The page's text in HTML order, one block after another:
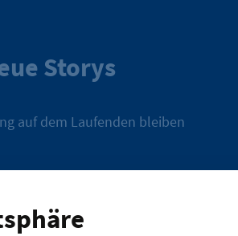
Storys
auf dem Laufenden bleiben
gemäß unserer